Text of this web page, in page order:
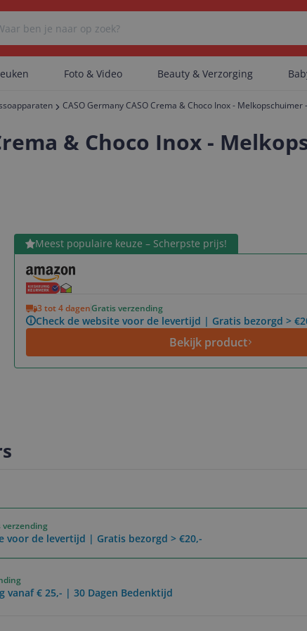
Er zijn geen categorieën gevonden.
Er zijn geen artikelen gevonden.
Foto & Video Beauty & Verzorging
CASO Germany CASO Crema & Choco Inox - Melkopschuimer
& Choco Inox -
Meest populaire keuze – Scherpste prijs!
3 tot 4 dagenGratis verzending
Check de website voor de levertijd | Gratis bezorgd >
Bekijk product
Bekijk product
verzending
voor de levertijd | Gratis bezorgd > €20,-
vanaf € 25,- | 30 Dagen Bedenktijd